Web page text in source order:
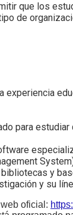
que los
de
para
y
y su
oficial: